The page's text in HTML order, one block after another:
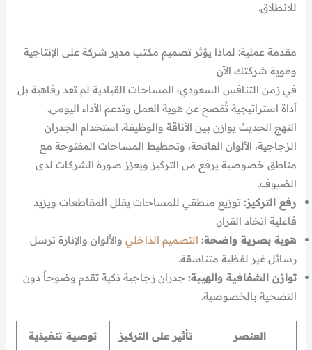
للانطلاق.
مقدمة عملية: لماذا يؤثر تصميم مكتب مدير شركة على الإنتاجية
وهوية شركتك الآن
في زمن التنافس السعودي، المساحات القيادية لم تعد رفاهية بل
أداة استراتيجية تُفصح عن هوية العمل وتدعم الأداء اليومي.
النهج الحديث يوازن بين الأناقة والوظيفة. استخدام الجدران
الزجاجية، الألوان الفاتحة، وتخطيط المساحات المفتوحة مع
مناطق خصوصية يرفع من التركيز ويعزز صورة الشركات لدى
الضيوف.
رفع التركيز: توزيع منطقي للمساحات يقلل المقاطعات ويزيد
فاعلية اتخاذ القرار.
هوية بصرية واضحة: التصميم الداخلي والألوان والإنارة ترسل
رسائل غير لفظية متناسقة.
توازن الشفافية والهيبة: جدران زجاجية ذكية تقدم وضوحاً دون
التضحية بالخصوصية.
العنصر تأثير على التركيز توصية تنفيذية